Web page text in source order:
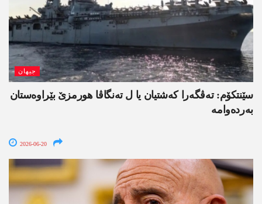
جیھان
سێنتکۆم: تەڤگەرا کەشتیان یا ل تەنگاڤا ھورمزێ بێراوەستان
بەردەوامە
2026-06-20